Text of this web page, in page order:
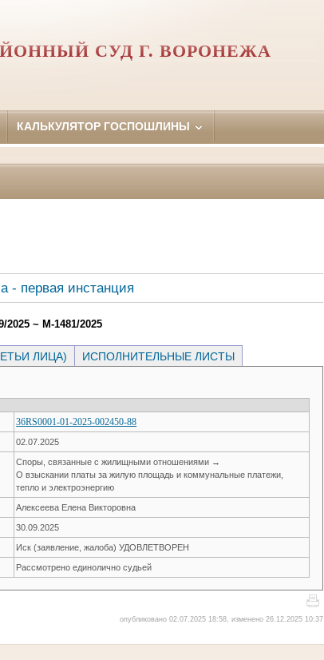
СУД Г. ВОРОНЕЖА
КАЛЬКУЛЯТОР ГОСПОШЛИНЫ
- первая инстанция
~ М-1481/2025
ЛИЦА) ИСПОЛНИТЕЛЬНЫЕ ЛИСТЫ
36RS0001-01-2025-002450-88
02.07.2025
Споры, связанные с жилищными отношениями →
О взыскании платы за жилую площадь и коммунальные платежи,
тепло и электроэнергию
Алексеева Елена Викторовна
30.09.2025
Иск (заявление, жалоба) УДОВЛЕТВОРЕН
Рассмотрено единолично судьей
опубликовано 02.07.2025 18:58, изменено 26.12.2025 10:37